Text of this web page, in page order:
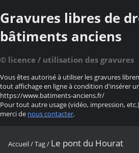
Gravures libres de
bâtiments anciens
© licence / utilisation des gravures
Vous êtes autorisé à utiliser les gravures
tout affichage en ligne à condition d'insérer
https://www.batiments-anciens.fr/
Pour tout autre usage (vidéo, impression,
merci de nous contacter.
Accueil/Tag/ Le pont du Hourat